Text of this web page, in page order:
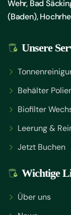
Wehr, Bad
(Baden),
Unsere
Behälter
Biofilter
Leerung &
Jetzt Buchen
Wichtige
Über uns